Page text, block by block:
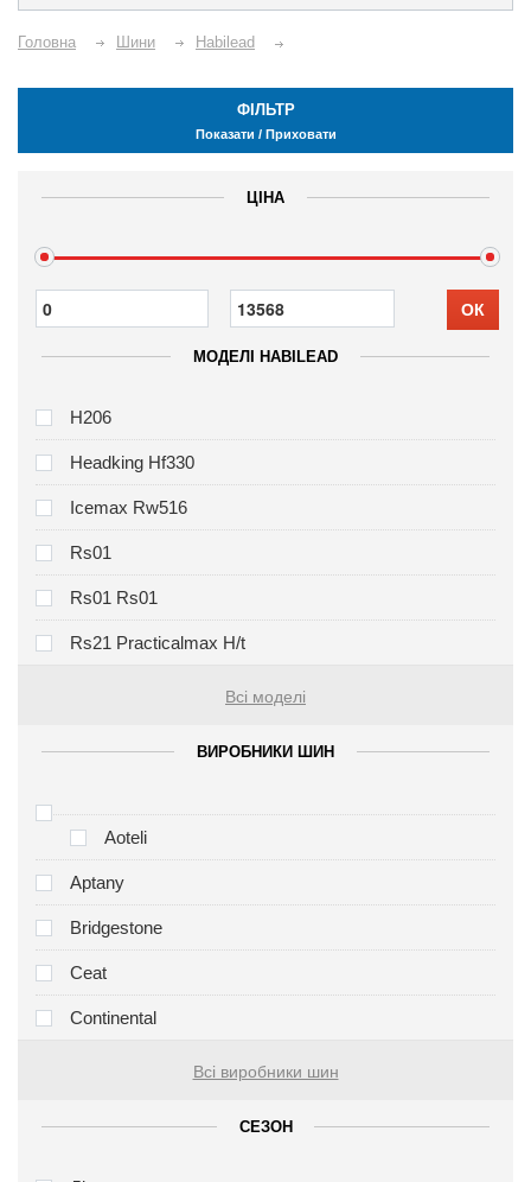
Головна Шини Habilead
ФІЛЬТР
Показати / Приховати
ЦІНА
ОК
МОДЕЛІ HABILEAD
H206
Headking Hf330
Icemax Rw516
Rs01
Rs01 Rs01
Rs21 Practicalmax H/t
Всі моделі
ВИРОБНИКИ ШИН
Aoteli
Aptany
Bridgestone
Ceat
Continental
Всі виробники шин
СЕЗОН